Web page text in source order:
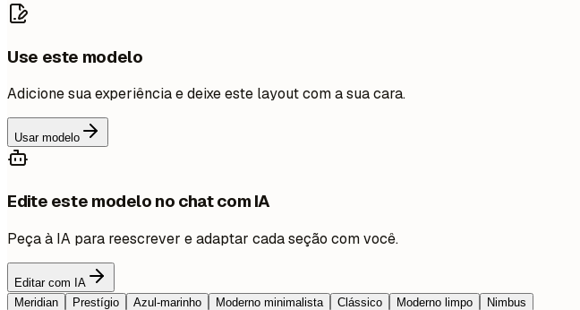
Use este modelo
Adicione sua experiência e deixe este layout com a sua cara.
Usar modelo
Edite este modelo no chat com IA
Peça à IA para reescrever e adaptar cada seção com você.
Editar com IA
Meridian
Prestígio Azul-marinho Moderno minimalista Clássico Moderno limpo
Nimbus